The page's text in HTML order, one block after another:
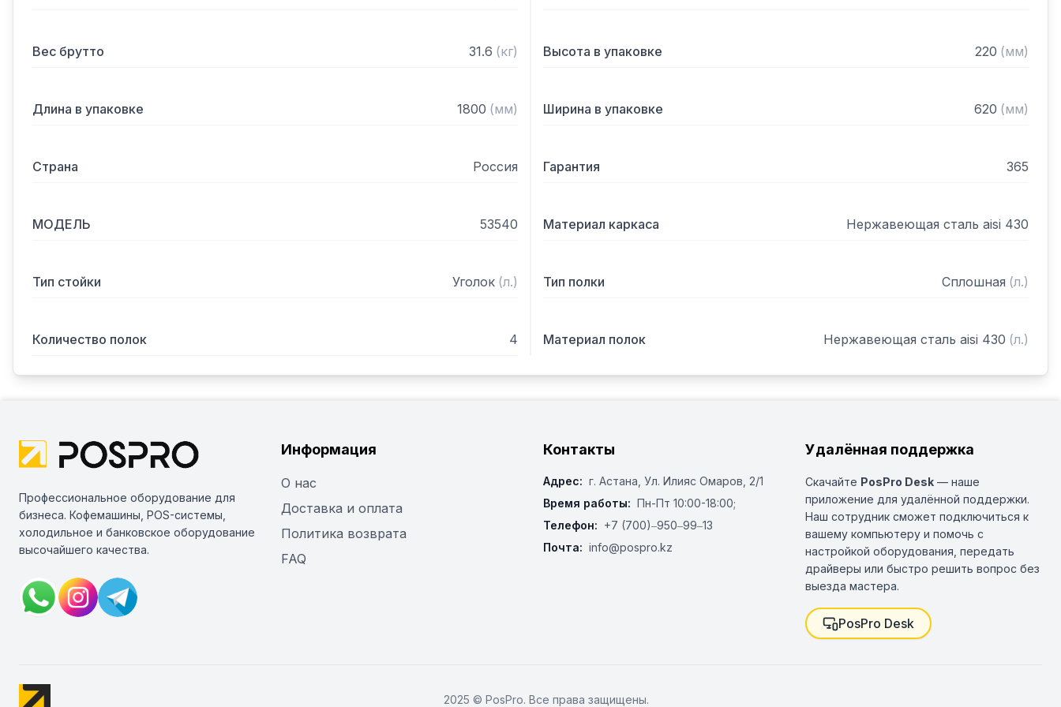
Вес брутто 31.6 (кг) Высота в упаковке 220 (мм)
Длина в упаковке 1800 (мм) Ширина в упаковке 620 (мм)
Страна Россия Гарантия 365
МОДЕЛЬ 53540 Материал каркаса Нержавеющая сталь aisi 430
Тип стойки Уголок (л.) Тип полки Сплошная (л.)
Количество полок 4 Материал полок Нержавеющая сталь aisi 430 (л.)
Профессиональное оборудование для
бизнеса. Кофемашины, POS-системы,
холодильное и банковское оборудование
высочайшего качества.
Информация
О нас
Доставка и оплата
Политика возврата
FAQ
Контакты
Адрес: г. Астана, ​Ул. Илияс Омаров, 2/1
Время работы: Пн-Пт 10:00-18:00;
Телефон: +7 (700)‒950‒99‒13
Почта: info@pospro.kz
Удалённая поддержка
Скачайте PosPro Desk — наше
приложение для удалённой поддержки.
Наш сотрудник сможет подключиться к
вашему компьютеру и помочь с
настройкой оборудования, передать
драйверы или быстро решить вопрос без
выезда мастера.
PosPro Desk
2025 © PosPro. Все права защищены.